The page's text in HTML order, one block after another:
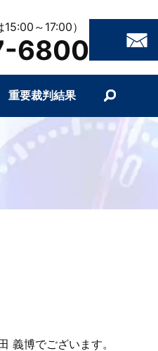
重要裁判結果
～17:00）
6800
義博でございます。